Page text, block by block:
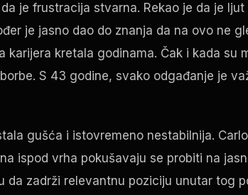
je frustracija stvarna. Rekao je da je
je jasno dao do znanja da na ovo ne
karijera kretala godinama. Čak i kada su
S 43 godine, svako odgađanje je
gušća i istovremeno nestabilnija.
ispod vrha pokušavaju se probiti na
da zadrži relevantnu poziciju unutar tog